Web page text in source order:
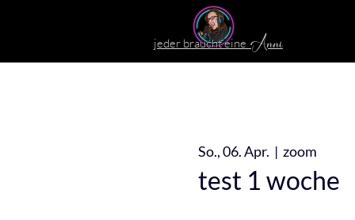
jeder braucht eineAnni
So., 06. Apr.
  |
zoom
test 1 woche